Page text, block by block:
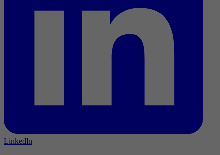
LinkedIn